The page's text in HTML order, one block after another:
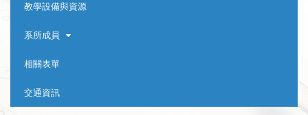
教學設備與資源
系所成員
相關表單
交通資訊